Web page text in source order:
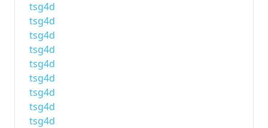
tsg4d
tsg4d
tsg4d
tsg4d
tsg4d
tsg4d
tsg4d
tsg4d
tsg4d